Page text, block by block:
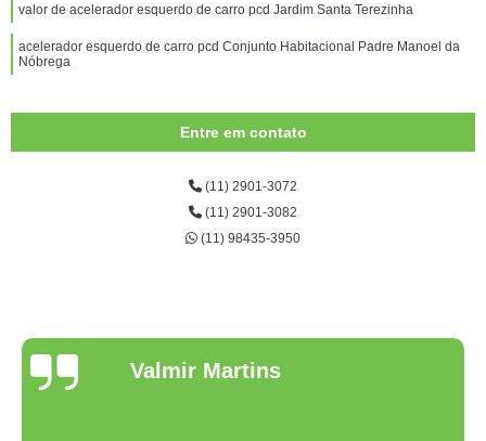
valor de acelerador esquerdo de carro pcd Jardim Santa Terezinha
acelerador esquerdo de carro pcd Conjunto Habitacional Padre Manoel da
Nóbrega
Entre em contato
(11) 2901-3072
(11) 2901-3082
(11) 98435-3950
Valmir Martins